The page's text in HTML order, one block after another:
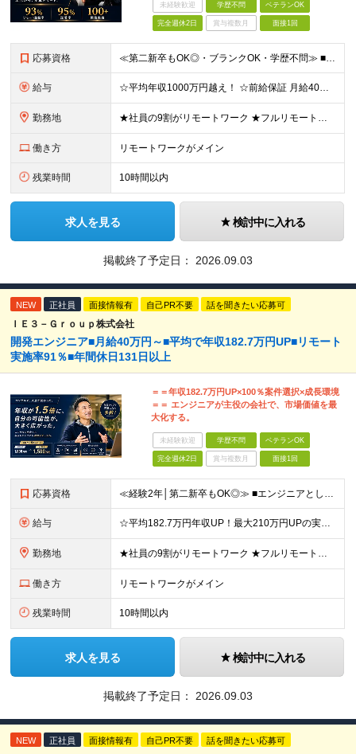
未経験歓迎 学歴不問 ベテランOK
完全週休2日 賞与複数月 面接1回
応募資格 ≪第二新卒もOK◎・ブランクOK・学歴不問≫ ■エンジニアとして実務経験をお持ちの方（2年以上） ＼意欲重視の採用です／ 「経歴に自信がない」という方も、 ”今後挑戦したいこと""スキルアップしたい
給与 ☆平均年収1000万円越え！ ☆前給保証 月給40万円〜140万円＋決算賞与＋各種手当 ※経験・能力を考慮し、当社規定により加給・優遇します ※月給には固定残業代（6万9,000円～18万6,00
勤務地 ★社員の9割がリモートワーク ★フルリモート案件もあり ★地方からの応募も歓迎！／転居を伴う転勤なし 東京23区を中心としたプロジェクト先での勤務です。 ◎東京⇒地方へUターンし、フルリモ勤務 ◎
働き方 リモートワークがメイン
残業時間 10時間以内
求人を見る 検討中に入れる
掲載終了予定日： 2026.09.03
NEW 正社員 面接情報有 自己PR不要 話を聞きたい応募可
ＩＥ３－Ｇｒｏｕｐ株式会社
開発エンジニア■月給40万円～■平均で年収182.7万円UP■リモート
実施率91％■年間休⽇131⽇以上
＝＝年収182.7万円UP×100％案件選択×成長環境
＝＝ エンジニアが主役の会社で、市場価値を最
大化する。
未経験歓迎 学歴不問 ベテランOK
完全週休2日 賞与複数月 面接1回
応募資格 ≪経験2年│第二新卒もOK◎≫ ■エンジニアとして実務経験をお持ちの方（2年以上） ■学歴不問 ＼意欲重視の採用です／ 「経歴に自信がない」という方も、 "今後挑戦したいこと""スキルアップしたいこ
給与 ☆平均182.7万円年収UP！最大210万円UPの実績もあり ☆スキルにより月給100万円スタートも可能◎ 月給40万円～100万円＋決算賞与＋各種手当 ～給与イメージ～ ■経験2年以上…月給40
勤務地 ★社員の9割がリモートワーク ★フルリモート案件もあり ★地方からの応募も歓迎！／転居を伴う転勤なし 東京23区を中心としたプロジェクト先での勤務です。 ～～～～～～～～～～～ 【東京⇒地方へUタ
働き方 リモートワークがメイン
残業時間 10時間以内
求人を見る 検討中に入れる
掲載終了予定日： 2026.09.03
NEW 正社員 面接情報有 自己PR不要 話を聞きたい応募可